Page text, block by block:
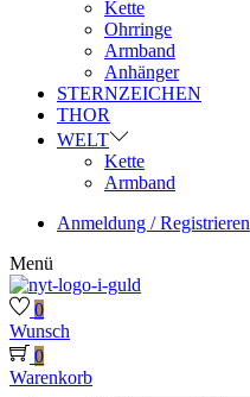
Kette
Ohrringe
Armband
Anhänger
STERNZEICHEN
THOR
WELT
Kette
Armband
Anmeldung / Registrieren
Menü
0
Wunsch
0
Warenkorb